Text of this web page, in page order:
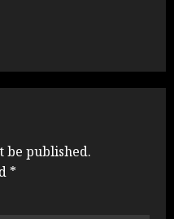
be published.
*